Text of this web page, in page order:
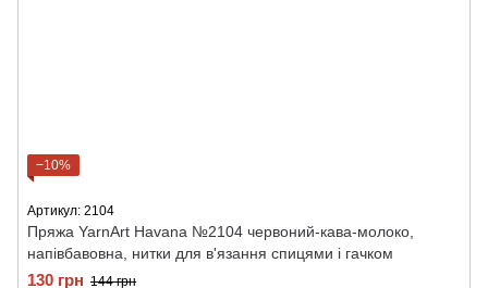
−10%
Артикул: 2104
Пряжа YarnArt Havana №2104 червоний-кава-молоко,
напівбавовна, нитки для в'язання спицями і гачком
130 грн 144 грн